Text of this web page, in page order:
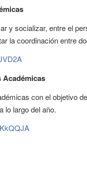
y socializar, entre el
la coordinación entre
con el objetivo
lo largo del año.